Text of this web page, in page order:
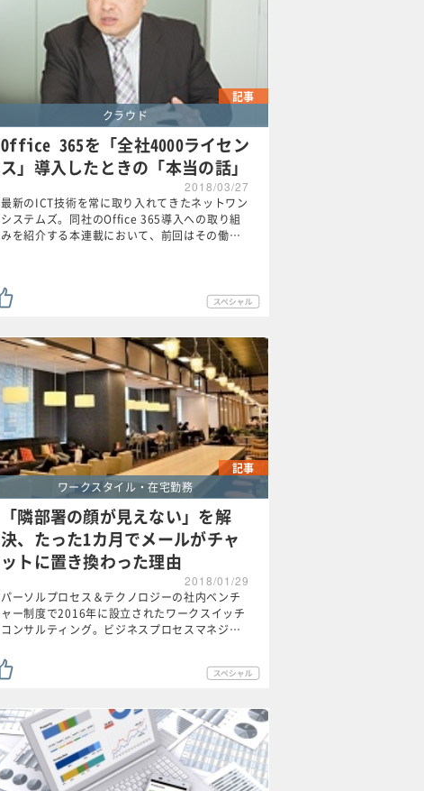
記事
クラウド
Office 365を「全社4000ライセン
ス」導入したときの「本当の話」
2018/03/27
最新のICT技術を常に取り入れてきたネットワン
システムズ。同社のOffice 365導入への取り組
みを紹介する本連載において、前回はその働…
記事
ワークスタイル・在宅勤務
「隣部署の顔が見えない」を解
決、たった1カ月でメールがチャ
ットに置き換わった理由
2018/01/29
パーソルプロセス＆テクノロジーの社内ベンチ
ャー制度で2016年に設立されたワークスイッチ
コンサルティング。ビジネスプロセスマネジ…